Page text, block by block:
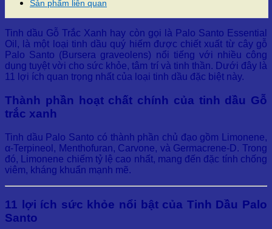
Sản phẩm liên quan
Tinh dầu Gỗ Trắc Xanh hay còn gọi là Palo Santo Essential
Oil, là một loại tinh dầu quý hiếm được chiết xuất từ cây gỗ
Palo Santo (Bursera graveolens) nổi tiếng với nhiều công
dụng tuyệt vời cho sức khỏe, tâm trí và tinh thần. Dưới đây là
11 lợi ích quan trọng nhất của loại tinh dầu đặc biệt này.
Thành phần hoạt chất chính của tinh dầu Gỗ
trắc xanh
Tinh dầu Palo Santo có thành phần chủ đạo gồm Limonene,
α-Terpineol, Menthofuran, Carvone, và Germacrene-D. Trong
đó, Limonene chiếm tỷ lệ cao nhất, mang đến đặc tính chống
viêm, kháng khuẩn mạnh mẽ.
11 lợi ích sức khỏe nổi bật của Tinh Dầu Palo
Santo